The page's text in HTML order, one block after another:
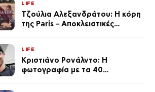
LIFE
Τζούλια Αλεξανδράτου: Η κόρη
της Paris – Αποκλειστικές
LIFE
Κριστιάνο Ρονάλντο: Η
φωτογραφία με τα 40